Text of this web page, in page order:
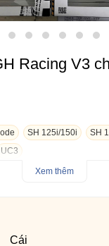
Racing V3
SH 125i/150i SH
UC3
tốt.
V3 cho Honda SH
Xem thêm
Cái